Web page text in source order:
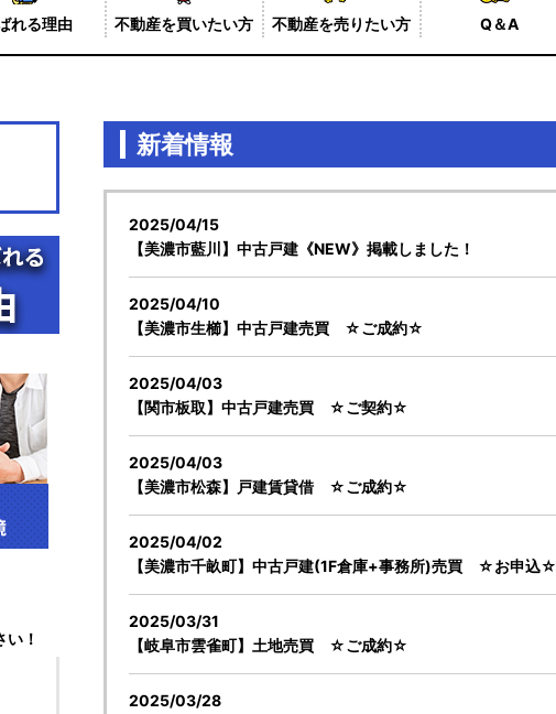
れる理由 不動産を買いたい方 不動産を売りたい方 Q＆A
新着情報
2025/04/15
【美濃市藍川】中古戸建《NEW》掲載しました！
2025/04/10
【美濃市生櫛】中古戸建売買 ☆ご成約☆
2025/04/03
【関市板取】中古戸建売買 ☆ご契約☆
2025/04/03
【美濃市松森】戸建賃貸借 ☆ご成約☆
2025/04/02
【美濃市千畝町】中古戸建(1F倉庫+事務所)売買 ☆お申込☆
2025/03/31
【岐阜市雲雀町】土地売買 ☆ご成約☆
2025/03/28